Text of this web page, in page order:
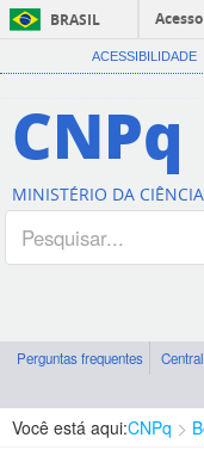
BRASIL
ACESSIBILIDADE
CNPq
MINISTÉRIO DA
Perguntas frequentes
Você está aqui:CNPq